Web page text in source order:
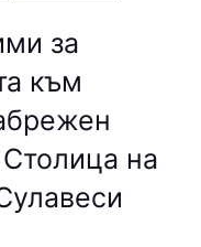
за
към
на